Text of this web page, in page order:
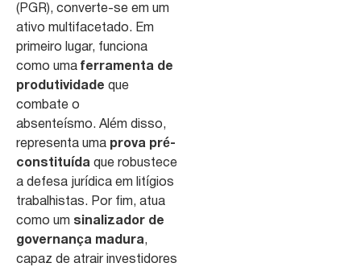
(PGR), converte-se em um
ativo multifacetado. Em
primeiro lugar, funciona
como uma ferramenta de
produtividade que
combate o
absenteísmo. Além disso,
representa uma prova pré-
constituída que robustece
a defesa jurídica em litígios
trabalhistas. Por fim, atua
como um sinalizador de
governança madura,
capaz de atrair investidores